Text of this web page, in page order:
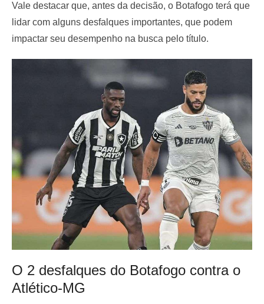
Vale destacar que, antes da decisão, o Botafogo terá que
lidar com alguns desfalques importantes, que podem
impactar seu desempenho na busca pelo título.
O 2 desfalques do Botafogo contra o
Atlético-MG